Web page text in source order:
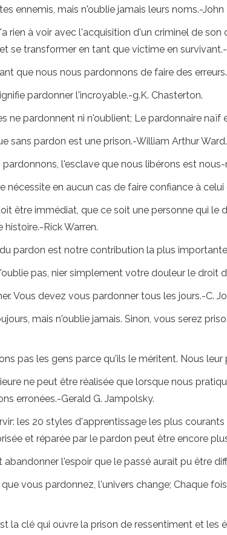
ennemis, mais n'oublie jamais leurs noms.-John
rien à voir avec l'acquisition d'un criminel de
se transformer en tant que victime en survivant.-
que nous nous pardonnons de faire des
pardonner l'incroyable.-g.K. Chasterton.
ne pardonnent ni n'oublient; Le pardonnaire
sans pardon est une prison.-William Arthur Ward.
l'esclave que nous libérons est
nécessite en aucun cas de faire confiance à
être immédiat, que ce soit une personne qui
histoire.-Rick Warren.
pardon est notre contribution la plus
pas, nier simplement votre douleur le droit
Vous devez vous pardonner tous les jours.-C.
mais n'oublie jamais. Sinon, vous serez
pas les gens parce qu'ils le méritent. Nous
ne peut être réalisée que lorsque nous
erronées.-Gerald G. Jampolsky.
les 20 styles d'apprentissage les plus courants
et réparée par le pardon peut être encore
abandonner l'espoir que le passé aurait pu être
vous pardonnez, l'univers change; Chaque
la clé qui ouvre la prison de ressentiment et les